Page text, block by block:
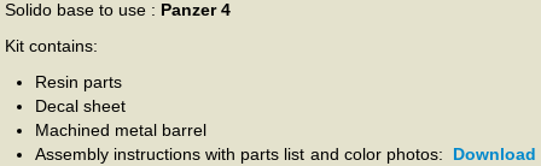
Solido base to use : Panzer 4
Kit contains:
Resin parts
Decal sheet
Machined metal barrel
Assembly instructions with parts list and color photos: Download